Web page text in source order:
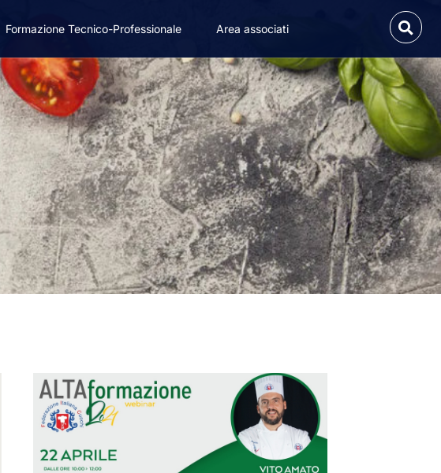
Formazione Tecnico-Professionale Area associati